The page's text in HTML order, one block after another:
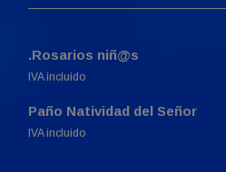
.Rosarios niñ@s
IVA incluido
Paño Natividad del Señor
El
El
IVA incluido